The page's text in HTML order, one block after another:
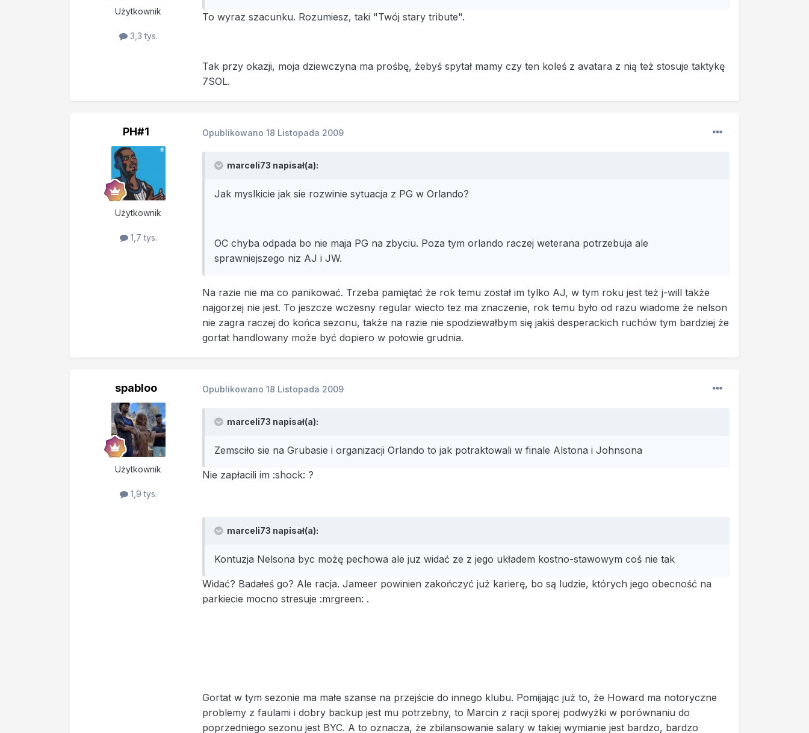
Użytkownik
3,3 tys.
To wyraz szacunku. Rozumiesz, taki "Twój stary tribute".
Tak przy okazji, moja dziewczyna ma prośbę, żebyś spytał mamy czy ten koleś z avatara z nią też stosuje taktykę
7SOL.
PH#1
Użytkownik
1,7 tys.
Opublikowano 18 Listopada 2009
marceli73 napisał(a):
Jak myslkicie jak sie rozwinie sytuacja z PG w Orlando?
OC chyba odpada bo nie maja PG na zbyciu. Poza tym orlando raczej weterana potrzebuja ale
sprawniejszego niz AJ i JW.
Na razie nie ma co panikować. Trzeba pamiętać że rok temu został im tylko AJ, w tym roku jest też j-will także
najgorzej nie jest. To jeszcze wczesny regular wiecto tez ma znaczenie, rok temu było od razu wiadome że nelson
nie zagra raczej do końca sezonu, także na razie nie spodziewałbym się jakiś desperackich ruchów tym bardziej że
gortat handlowany może być dopiero w połowie grudnia.
spabloo
Użytkownik
1,9 tys.
Opublikowano 18 Listopada 2009
marceli73 napisał(a):
Zemsciło sie na Grubasie i organizacji Orlando to jak potraktowali w finale Alstona i Johnsona
Nie zapłacili im :shock: ?
marceli73 napisał(a):
Kontuzja Nelsona byc możę pechowa ale juz widać ze z jego układem kostno-stawowym coś nie tak
Widać? Badałeś go? Ale racja. Jameer powinien zakończyć już karierę, bo są ludzie, których jego obecność na
parkiecie mocno stresuje :mrgreen: .
Gortat w tym sezonie ma małe szanse na przejście do innego klubu. Pomijając już to, że Howard ma notoryczne
problemy z faulami i dobry backup jest mu potrzebny, to Marcin z racji sporej podwyżki w porównaniu do
poprzedniego sezonu jest BYC. A to oznacza, że zbilansowanie salary w takiej wymianie jest bardzo, bardzo